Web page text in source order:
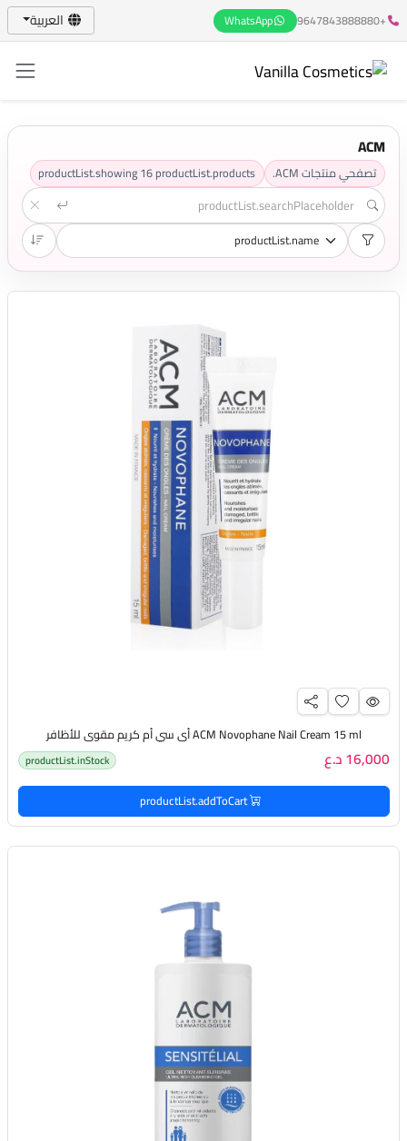
+9647843888880
WhatsApp العربية
ACM
تصفحي منتجات ACM. productList.showing16productList.products
ACM Novophane Nail Cream 15 ml أي سي أم كريم مقوي للأظافر
16,000 د.ع productList.inStock
productList.addToCart